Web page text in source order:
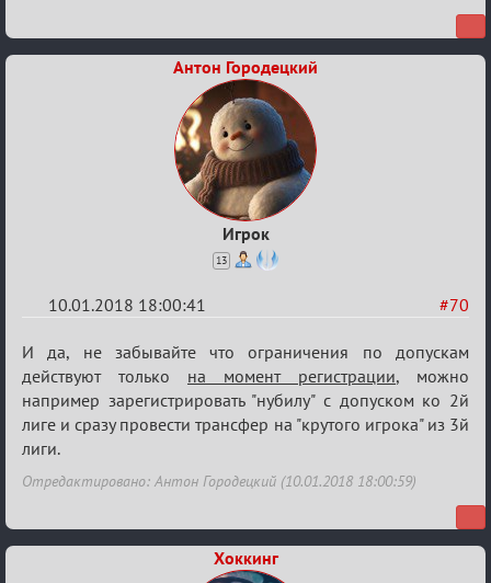
Антон Городецкий
Игрок
13
#70
10.01.2018 18:00:41
Re:
Обсуждение
«Менеджер
Мафии»
И да, не забывайте что ограничения по допускам
действуют только на момент регистрации, можно
например зарегистрировать "нубилу" с допуском ко 2й
лиге и сразу провести трансфер на "крутого игрока" из 3й
лиги.
Отредактировано: Антон Городецкий (10.01.2018 18:00:59)
Хоккинг